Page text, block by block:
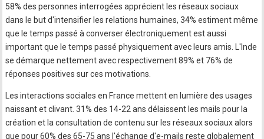
58% des personnes interrogées apprécient les réseaux sociaux
dans le but d'intensifier les relations humaines, 34% estiment même
que le temps passé à converser électroniquement est aussi
important que le temps passé physiquement avec leurs amis. L'Inde
se démarque nettement avec respectivement 89% et 76% de
réponses positives sur ces motivations.
Les interactions sociales en France mettent en lumière des usages
naissant et clivant. 31% des 14-22 ans délaissent les mails pour la
création et la consultation de contenu sur les réseaux sociaux alors
que pour 60% des 65-75 ans l'échange d'e-mails reste globalement